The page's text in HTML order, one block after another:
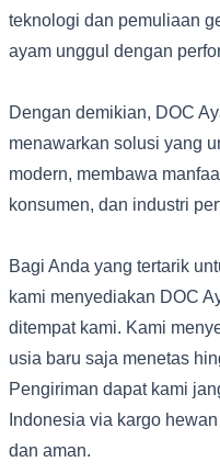
teknologi dan pemuliaan
ayam unggul dengan
Dengan demikian, DOC
menawarkan solusi yang
modern, membawa
konsumen, dan industri
Bagi Anda yang tertarik
kami menyediakan DOC
ditempat kami. Kami
usia baru saja menetas
Pengiriman dapat kami
Indonesia via kargo
dan aman.